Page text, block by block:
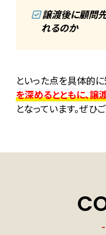
譲渡後に顧問
れるのか
といった点を具体的に
を深めるとともに、
となっています。ぜひ